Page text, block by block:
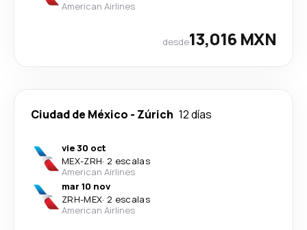
American Airlines
desde13,016 MXN
Ciudad de México - Zúrich 12 días
vie 30 oct
MEX-ZRH· 2 escalas
American Airlines
mar 10 nov
ZRH-MEX· 2 escalas
American Airlines